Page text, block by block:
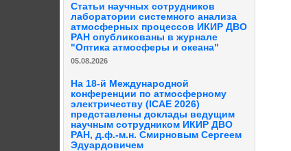
Статьи научных сотрудников
лаборатории системного анализа
атмосферных процессов ИКИР ДВО
РАН опубликованы в журнале
"Оптика атмосферы и океана"
05.08.2026
На 18-й Международной
конференции по атмосферному
электричеству (ICAE 2026)
представлены доклады ведущим
научным сотрудником ИКИР ДВО
РАН, д.ф.-м.н. Смирновым Сергеем
Эдуардовичем